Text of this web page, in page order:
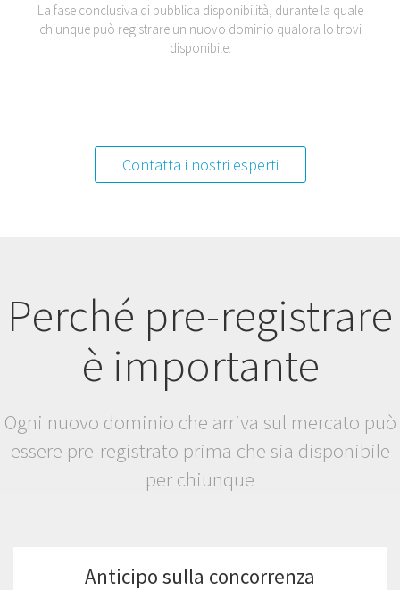
La fase conclusiva di pubblica disponibilità, durante la quale
chiunque può registrare un nuovo dominio qualora lo trovi
disponibile.
Contatta i nostri esperti
Perché pre-registrare
è importante
Ogni nuovo dominio che arriva sul mercato può
essere pre-registrato prima che sia disponibile
per chiunque
Anticipo sulla concorrenza